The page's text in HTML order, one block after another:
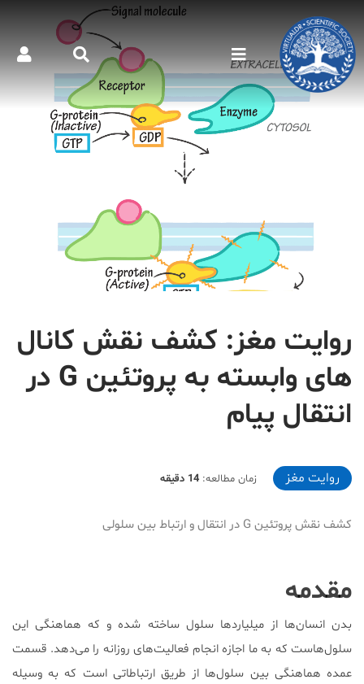
روایت مغز: کشف نقش کانال
های وابسته به پروتئین G در
انتقال پیام
2020-03-05T01:55:45+03:30
روایت مغز زمان مطالعه: 14 دقیقه
کشف نقش پروتئین G در انتقال و ارتباط بین سلولی
مقدمه
بدن انسان‌ها از میلیارد‌ها سلول ساخته شده و که هماهنگی این
سلول‌هاست که به ما اجازه انجام فعالیت‌های روزانه را می‌دهد. قسمت
عمده هماهنگی بین سلول‌ها از طریق ارتباطاتی است که به وسیله